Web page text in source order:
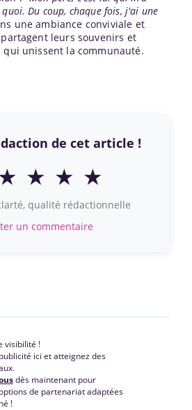
Du coup, chaque fois, j'ai une
une ambiance conviviale et
leurs souvenirs et
unissent la communauté.
de cet article !
★ ★ ★
qualité rédactionnelle
un commentaire
visibilité !
ici et atteignez des
dès maintenant pour
de partenariat adaptées
!